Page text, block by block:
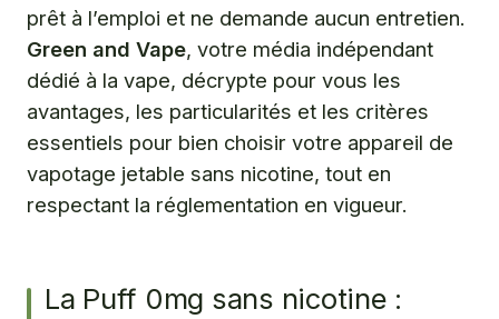
prêt à l’emploi et ne demande aucun entretien.
Green and Vape, votre média indépendant
dédié à la vape, décrypte pour vous les
avantages, les particularités et les critères
essentiels pour bien choisir votre appareil de
vapotage jetable sans nicotine, tout en
respectant la réglementation en vigueur.
La Puff 0mg sans nicotine :